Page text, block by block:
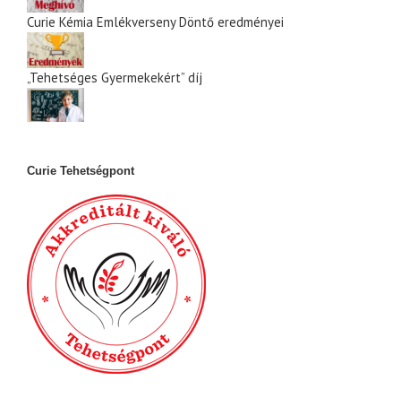
Curie Kémia Emlékverseny Döntő eredményei
„Tehetséges Gyermekekért” díj
Curie Tehetségpont